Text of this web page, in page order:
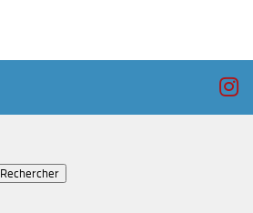
Rechercher